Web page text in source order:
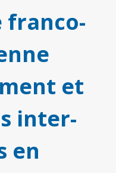
franco-
et
inter-
en